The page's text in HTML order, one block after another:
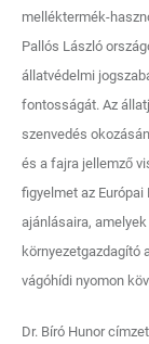
melléktermék-
Pallós László
állatvédelmi
fontosságát. Az
szenvedés
és a fajra jellemző
figyelmet az
ajánlásaira,
környezetgazdagító
vágóhídi nyomon
Dr. Bíró Hunor